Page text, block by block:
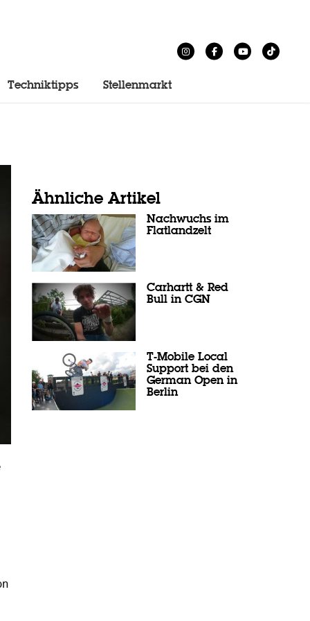
Techniktipps Stellenmarkt
Ähnliche Artikel
Nachwuchs im
Flatlandzelt
Carhartt & Red
Bull in CGN
T-Mobile Local
Support bei den
German Open in
Berlin